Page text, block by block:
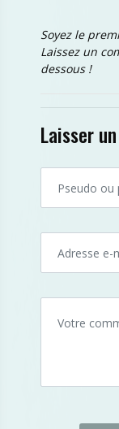
Soyez le
Laissez un
dessous !
Laisser